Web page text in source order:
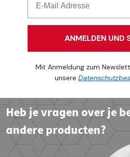
ANMELDEN UND
Mit Anmeldung zum
unsere
Heb je vragen over je
andere producten?